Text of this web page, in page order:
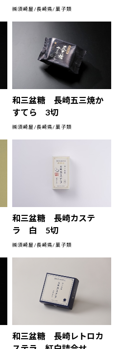
㈱須崎屋/長崎県/菓子類
和三盆糖 長崎五三焼か
すてら 3切
㈱須崎屋/長崎県/菓子類
和三盆糖 長崎カステ
ラ 白 5切
㈱須崎屋/長崎県/菓子類
和三盆糖 長崎レトロカ